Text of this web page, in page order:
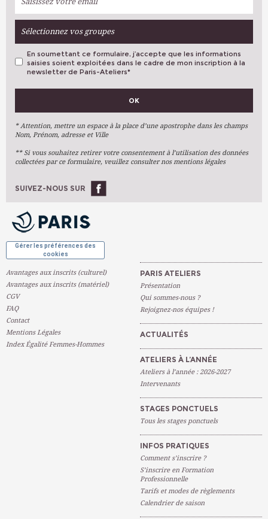
Sélectionnez vos groupes
VOS PRÉFÉRENCES
Arts Plastiques
Arts Du Texte
Arts Numériques
Ateliers À L'année
En soumettant ce formulaire, j’accepte que les informations
saisies soient exploitées dans le cadre de mon inscription à la
newsletter de Paris-Ateliers*
OK
* Attention, mettre un espace à la place d’une apostrophe dans les champs
Nom, Prénom, adresse et Ville
** Si vous souhaitez retirer votre consentement à l’utilisation des données
collectées par ce formulaire, veuillez consulter nos mentions légales
SUIVEZ-NOUS SUR
Gérer les préférences des
cookies
Avantages aux inscrits (culturel)
Avantages aux inscrits (matériel)
CGV
FAQ
Contact
Mentions Légales
Index Égalité Femmes-Hommes
PARIS ATELIERS
Présentation
Qui sommes-nous ?
Rejoignez-nos équipes !
ACTUALITÉS
ATELIERS À L’ANNÉE
Ateliers à l’année : 2026-2027
Intervenants
STAGES PONCTUELS
Tous les stages ponctuels
INFOS PRATIQUES
Comment s’inscrire ?
S’inscrire en Formation
Professionnelle
Tarifs et modes de règlements
Calendrier de saison